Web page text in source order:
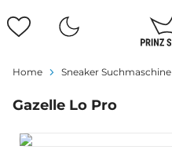
Home Sneaker Suchmaschine
Gazelle Lo Pro